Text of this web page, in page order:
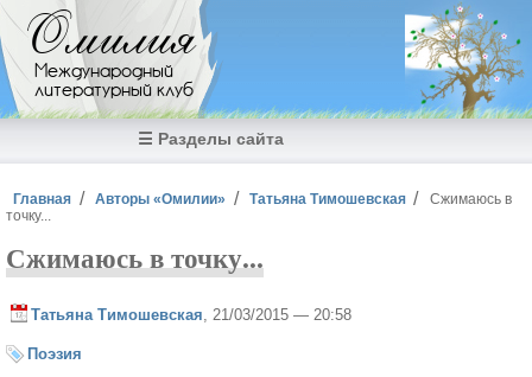
Перейти к основному содержанию
Омилия
Международный
литературный клуб
☰ Разделы сайта
Вы здесь
Главная Авторы «Омилии» Татьяна Тимошевская
Сжимаюсь в
точку...
Сжимаюсь в точку...
Татьяна Тимошевская , 21/03/2015 — 20:58
Поэзия